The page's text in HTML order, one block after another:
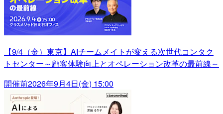
【9/4（金）東京】AIチームメイトが変える次世代コンタク
トセンター～顧客体験向上とオペレーション改革の最前線～
開催前2026年9月4日(金) 15:00